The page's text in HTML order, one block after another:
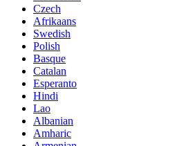
Czech
Afrikaans
Swedish
Polish
Basque
Catalan
Esperanto
Hindi
Lao
Albanian
Amharic